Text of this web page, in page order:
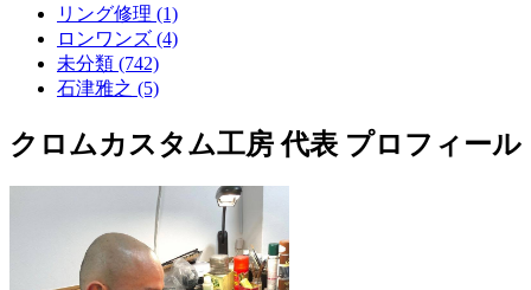
リング修理 (1)
ロンワンズ (4)
未分類 (742)
石津雅之 (5)
クロムカスタム工房 代表 プロフィール